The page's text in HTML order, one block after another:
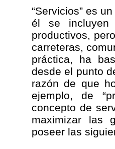
“Servicios” es
él se incluyen
productivos,
carreteras,
práctica, ha
desde el punto
razón de que
ejemplo, de
concepto de
maximizar las
poseer las